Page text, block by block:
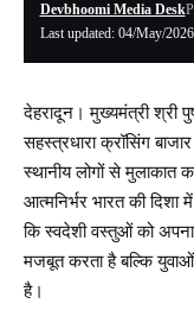
Last updated: 04/May/
Devbhoomi Media Desk
देहरादून। मुख्यमंत्री श्री
सहस्त्रधारा क्रॉसिंग
स्थानीय लोगों से मुलाकात
आत्मनिर्भर भारत की दिशा
कि स्वदेशी वस्तुओं को
मजबूत करता है बल्कि
है।